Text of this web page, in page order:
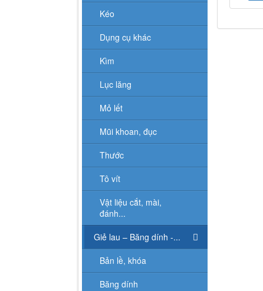
Kéo
Dụng cụ khác
Kìm
Lục lăng
Mỏ lết
Mũi khoan, đục
Thước
Tô vít
Vật liệu cắt, mài,
đánh...
Giẻ lau – Băng dính -...
Bản lề, khóa
Băng dính